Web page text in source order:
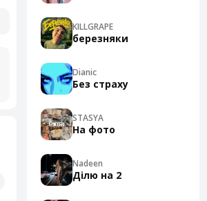
KILLGRAPE
березняки
Dianic
Без страху
STASYA
На фото
Nadeen
Ділю на 2